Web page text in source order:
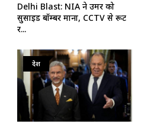
Delhi Blast: NIA ने उमर को
सुसाइड बॉम्बर माना, CCTV से रूट
र...
देश